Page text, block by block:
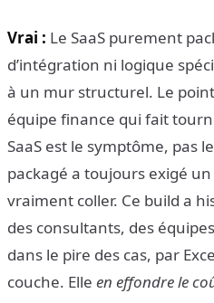
Vrai : Le SaaS purement
d’intégration ni logique
à un mur structurel. Le
équipe finance qui fait
SaaS est le symptôme, pas
packagé a toujours exigé
vraiment coller. Ce build a
des consultants, des
dans le pire des cas, par
couche. Elle en effondre le